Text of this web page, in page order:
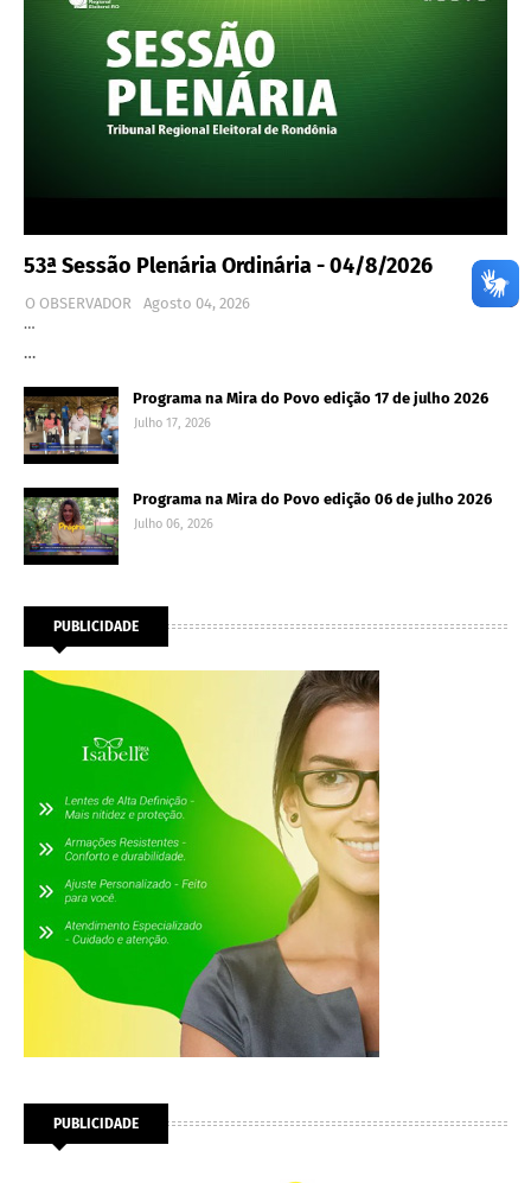
53ª Sessão Plenária Ordinária - 04/8/2026
O OBSERVADOR
Agosto 04, 2026
…
…
Programa na Mira do Povo edição 17 de julho 2026
Julho 17, 2026
Programa na Mira do Povo edição 06 de julho 2026
Julho 06, 2026
PUBLICIDADE
PUBLICIDADE